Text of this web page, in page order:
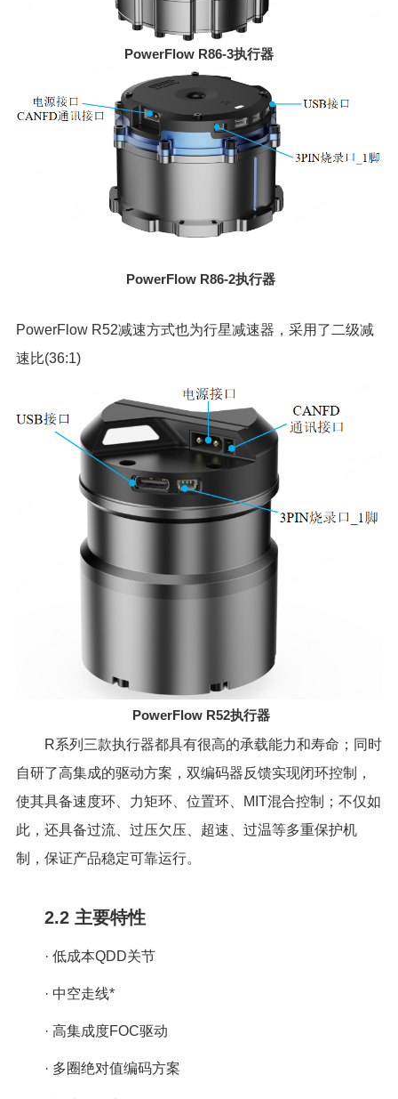
PowerFlow R86-3执行器
PowerFlow R86-2执行器
PowerFlow R52减速方式也为行星减速器，采用了二级减
速比(36:1)
PowerFlow R52执行器
R系列三款执行器都具有很高的承载能力和寿命；同时
自研了高集成的驱动方案，双编码器反馈实现闭环控制，
使其具备速度环、力矩环、位置环、MIT混合控制；不仅如
此，还具备过流、过压欠压、超速、过温等多重保护机
制，保证产品稳定可靠运行。
2.2 主要特性
· 低成本QDD关节
· 中空走线*
· 高集成度FOC驱动
· 多圈绝对值编码方案